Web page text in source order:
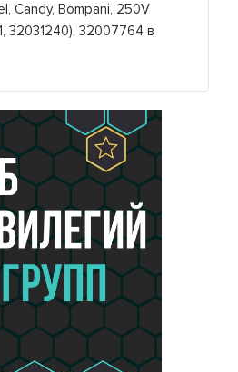
Candy, Bompani, 250V
32031240), 32007764 в